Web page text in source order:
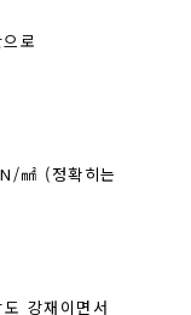
로
㎟ (정확히는
강재이면서